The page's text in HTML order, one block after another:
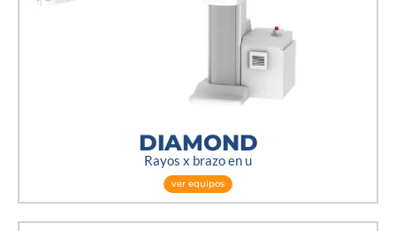
DIAMOND
Rayos x brazo en u
ver equipos